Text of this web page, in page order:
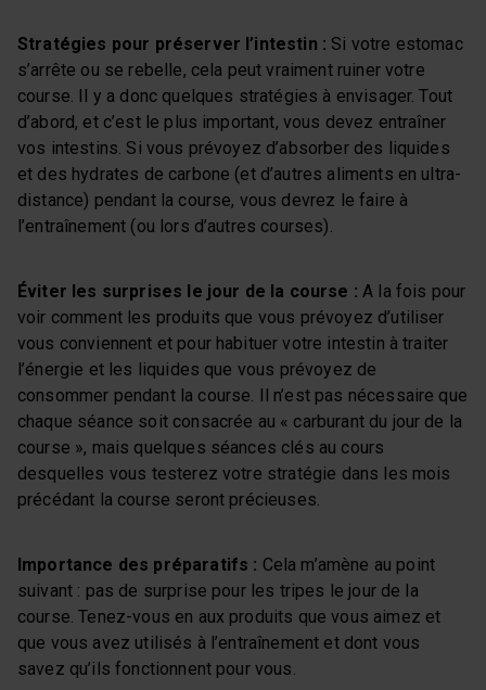
Stratégies pour préserver l’intestin : Si votre estomac
s’arrête ou se rebelle, cela peut vraiment ruiner votre
course. Il y a donc quelques stratégies à envisager. Tout
d’abord, et c’est le plus important, vous devez entraîner
vos intestins. Si vous prévoyez d’absorber des liquides
et des hydrates de carbone (et d’autres aliments en ultra-
distance) pendant la course, vous devrez le faire à
l’entraînement (ou lors d’autres courses).
Éviter les surprises le jour de la course :A la fois pour
voir comment les produits que vous prévoyez d’utiliser
vous conviennent et pour habituer votre intestin à traiter
l’énergie et les liquides que vous prévoyez de
consommer pendant la course. Il n’est pas nécessaire que
chaque séance soit consacrée au « carburant du jour de la
course », mais quelques séances clés au cours
desquelles vous testerez votre stratégie dans les mois
précédant la course seront précieuses.
Importance des préparatifs : Cela m’amène au point
suivant : pas de surprise pour les tripes le jour de la
course. Tenez-vous en aux produits que vous aimez et
que vous avez utilisés à l’entraînement et dont vous
savez qu’ils fonctionnent pour vous.